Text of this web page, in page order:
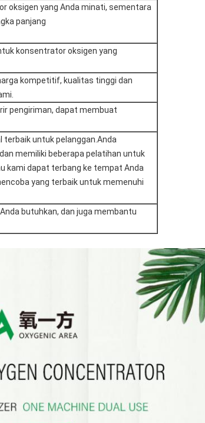
oksigen yang Anda minati, sementara
panjang
konsentrator oksigen yang
kompetitif, kualitas tinggi dan
pengiriman, dapat membuat
terbaik untuk pelanggan.Anda
memiliki beberapa pelatihan untuk
kami dapat terbang ke tempat Anda
yang terbaik untuk memenuhi
butuhkan, dan juga membantu